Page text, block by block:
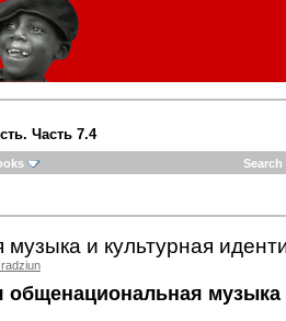
Часть 7.4
Search
музыка и культурная
общенациональная